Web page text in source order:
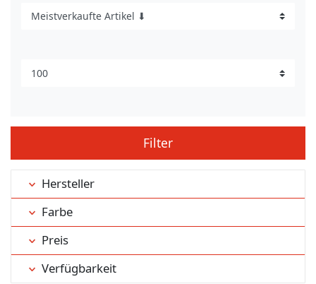
Filter
Hersteller
Farbe
Preis
Verfügbarkeit